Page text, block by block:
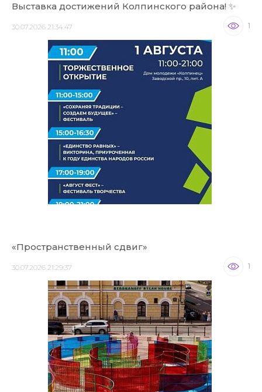
Выставка достижений Колпинского района! ✨
30.07.2026 21:34:47 1
«Пространственный сдвиг»
30.07.2026 21:29:37 1